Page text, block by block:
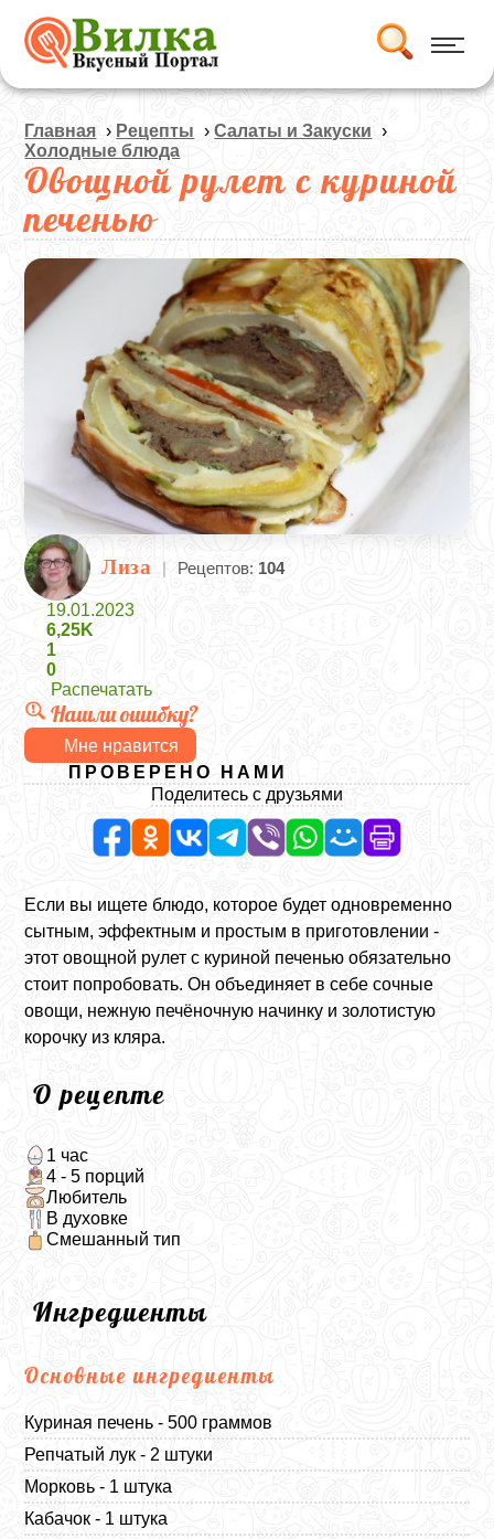
Главная › Рецепты ›Салаты и Закуски ›
Холодные блюда
Овощной рулет с куриной
печенью
Лиза | Рецептов: 104
19.01.2023
6,25K
1
0
Распечатать
Нашли ошибку?
Мне нравится
ПРОВЕРЕНО НАМИ
Поделитесь с друзьями
Если вы ищете блюдо, которое будет одновременно
сытным, эффектным и простым в приготовлении -
этот овощной рулет с куриной печенью обязательно
стоит попробовать. Он объединяет в себе сочные
овощи, нежную печёночную начинку и золотистую
корочку из кляра.
О рецепте
1 час
4 - 5 порций
Любитель
В духовке
Смешанный тип
Ингредиенты
Основные ингредиенты
Куриная печень - 500 граммов
Репчатый лук - 2 штуки
Морковь - 1 штука
Кабачок - 1 штука